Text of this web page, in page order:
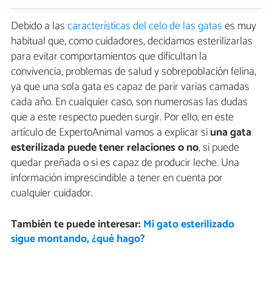
Debido a lascaracterísticas del celo de las gatases muy
habitual que, como cuidadores, decidamos esterilizarlas
para evitar comportamientos que dificultan la
convivencia, problemas de salud y sobrepoblación felina,
ya que una sola gata es capaz de parir varias camadas
cada año. En cualquier caso, son numerosas las dudas
que a este respecto pueden surgir. Por ello, en este
artículo de ExpertoAnimal vamos a explicar siuna gata
esterilizada puede tener relaciones o no, si puede
quedar preñada o si es capaz de producir leche. Una
información imprescindible a tener en cuenta por
cualquier cuidador.
También te puede interesar: Mi gato esterilizado
sigue montando, ¿qué hago?